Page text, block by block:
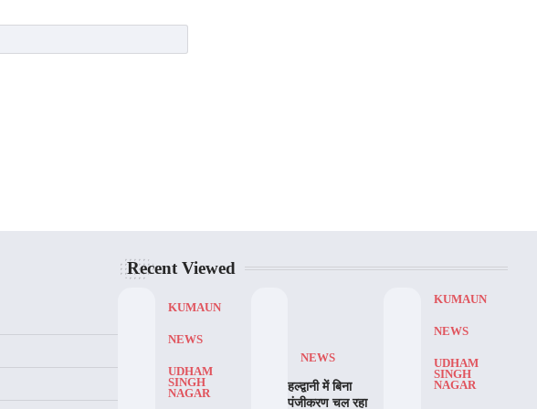
Recent Viewed
KUMAUN
NEWS
UDHAM
SINGH
NAGAR
NEWS
हल्द्वानी में बिना
पंजीकरण चल रहा
KUMAUN
NEWS
UDHAM
SINGH
NAGAR